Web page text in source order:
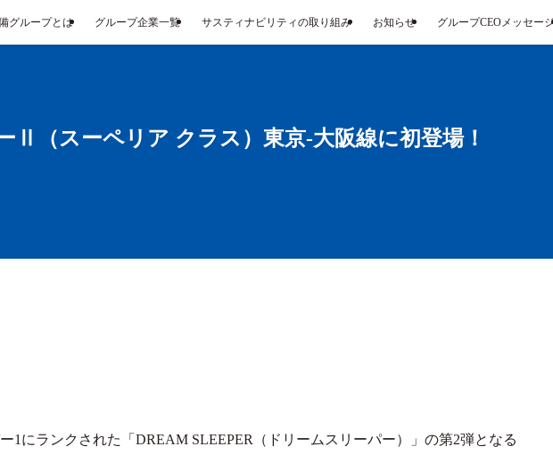
グループとは グループ企業一覧 サスティナビリティの取り組み お知らせ グループCEOメッセー
Ⅱ（スーペリア クラス）東京-大阪線に初登場！
1にランクされた「DREAM SLEEPER（ドリームスリーパー）」の第2弾となる